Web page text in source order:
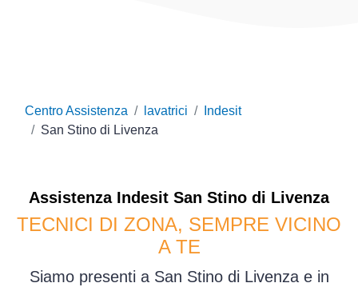
Centro Assistenza lavatrici
Indesit
San Stino di Livenza
Assistenza Indesit San Stino di Livenza
TECNICI DI ZONA, SEMPRE VICINO
A TE
Siamo presenti a San Stino di Livenza e in